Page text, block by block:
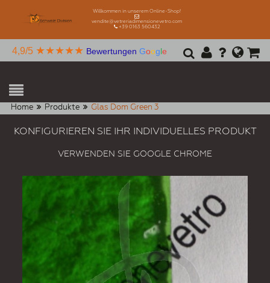
Willkommen in unserem Online-Shop!
vendite@vetreriadimensionevetro.com
+39 0163 560432
4,9/5 ★★★★★ Bewertungen Google
Home Produkte Glas Dom Green 3
KONFIGURIEREN SIE IHR INDIVIDUELLES PRODUKT
VERWENDEN SIE GOOGLE CHROME